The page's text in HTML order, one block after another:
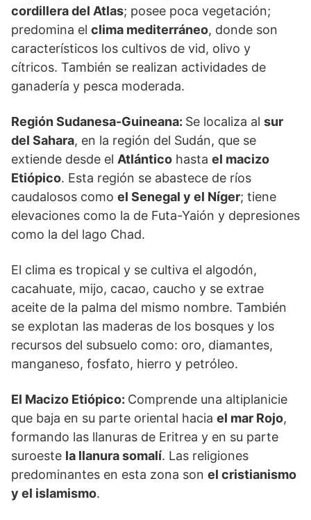
cordillera del Atlas; posee poca vegetación;
predomina el clima mediterráneo, donde son
característicos los cultivos de vid, olivo y
cítricos. También se realizan actividades de
ganadería y pesca moderada.
Región Sudanesa-Guineana: Se localiza al sur
del Sahara, en la región del Sudán, que se
extiende desde el Atlántico hasta el macizo
Etiópico. Esta región se abastece de ríos
caudalosos como el Senegal y el Níger; tiene
elevaciones como la de Futa-Yaión y depresiones
como la del lago Chad.
El clima es tropical y se cultiva el algodón,
cacahuate, mijo, cacao, caucho y se extrae
aceite de la palma del mismo nombre. También
se explotan las maderas de los bosques y los
recursos del subsuelo como: oro, diamantes,
manganeso, fosfato, hierro y petróleo.
El Macizo Etiópico: Comprende una altiplanicie
que baja en su parte oriental hacia el mar Rojo,
formando las llanuras de Eritrea y en su parte
suroeste la llanura somalí. Las religiones
predominantes en esta zona son el cristianismo
y el islamismo.